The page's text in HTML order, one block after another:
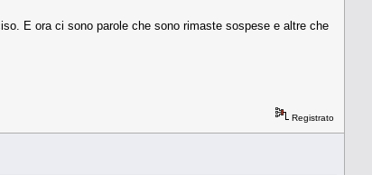
E ora ci sono parole che sono rimaste sospese e altre che
Registrato